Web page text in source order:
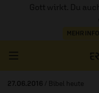
Gott wirkt. Du
MEHR
27.06.2016 / Bibel heute